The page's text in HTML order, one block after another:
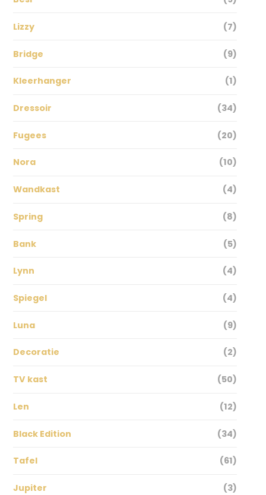
Lizzy (7)
Bridge (9)
Kleerhanger (1)
Dressoir (34)
Fugees (20)
Nora (10)
Wandkast (4)
Spring (8)
Bank (5)
Lynn (4)
Spiegel (4)
Luna (9)
Decoratie (2)
TV kast (50)
Len (12)
Black Edition (34)
Tafel (61)
Jupiter (3)